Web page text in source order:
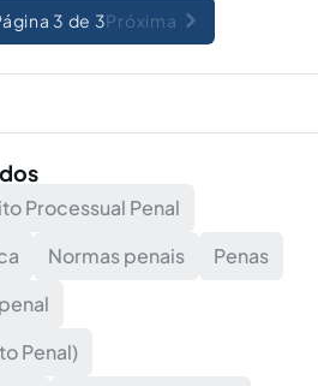
3 de 3Próxima
Processual Penal
Normas penais
Penas
Penal)